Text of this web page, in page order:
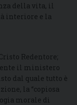
della vita, il
interiore e la
Redentore;
il ministero
dal quale tutto è
la “copiosa
morale di